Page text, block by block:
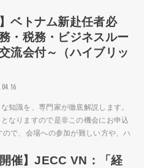
ベトナム新赴任者必
・税務・ビジネスルー
流会付～（ハイブリッ
知識を、専門家が徹底解説します。
なりますので是非この機会にお申込
で、会場への参加が難しい方や、ハ
催】JECC VN：「経